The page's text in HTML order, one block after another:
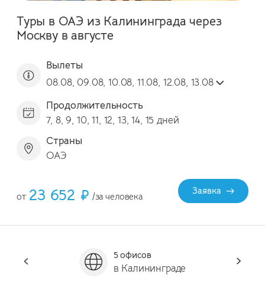
Туры в ОАЭ из Калининграда через
Москву в августе
Вылеты
08.08, 09.08, 10.08, 11.08, 12.08, 13.08
Продолжительность
7, 8, 9, 10, 11, 12, 13, 14, 15 дней
Страны
ОАЭ
от 23 652 ₽ /за человека
Заявка
5 офисов
в Калининграде